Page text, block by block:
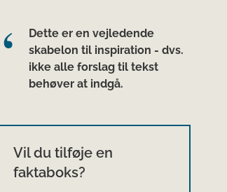
Dette er en vejledende
skabelon til inspiration - dvs.
ikke alle forslag til tekst
behøver at indgå.
Vil du tilføje en
faktaboks?